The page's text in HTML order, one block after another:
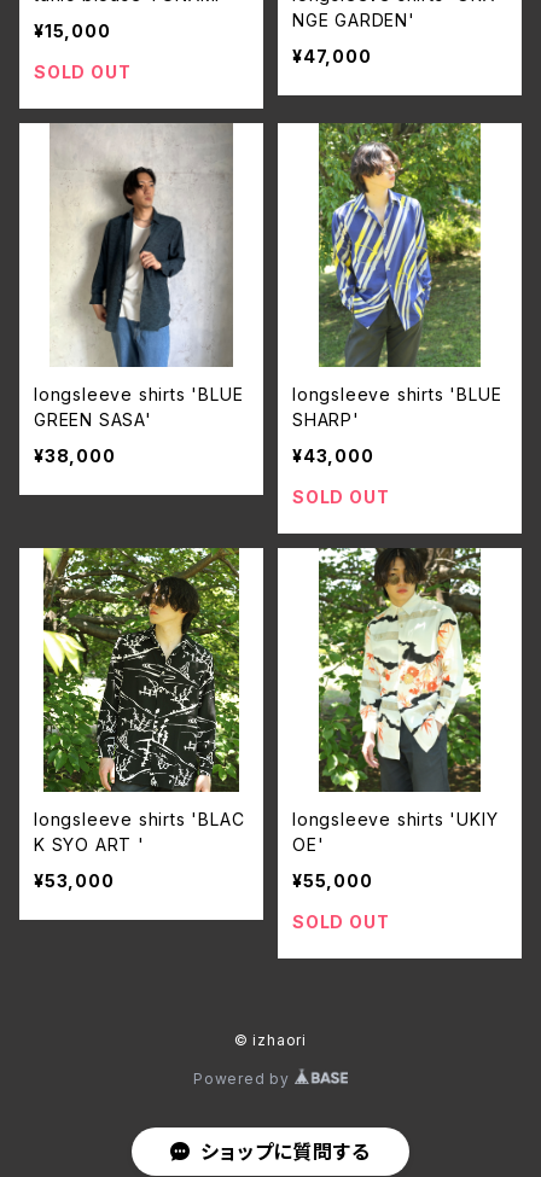
¥15,000
SOLD OUT
NGE GARDEN'
¥47,000
longsleeve shirts 'BLUE
GREEN SASA'
¥38,000
longsleeve shirts 'BLUE
SHARP'
¥43,000
SOLD OUT
longsleeve shirts 'BLAC
K SYO ART '
¥53,000
longsleeve shirts 'UKIY
OE'
¥55,000
SOLD OUT
© izhaori
Powered by
ショップに質問する